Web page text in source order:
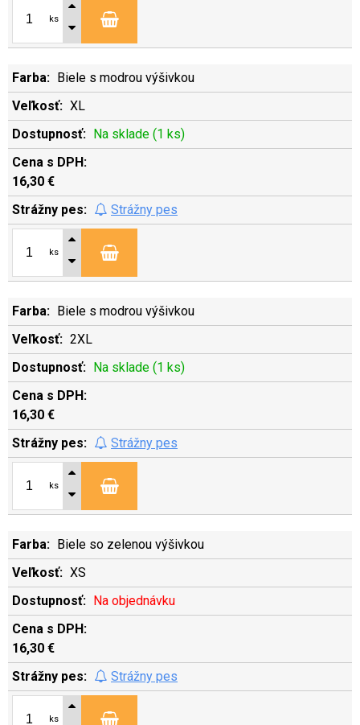
ks
Biele s modrou výšivkou
XL
Na sklade (1 ks)
16,30 €
Strážny pes
ks
Biele s modrou výšivkou
2XL
Na sklade (1 ks)
16,30 €
Strážny pes
ks
Biele so zelenou výšivkou
XS
Na objednávku
16,30 €
Strážny pes
ks